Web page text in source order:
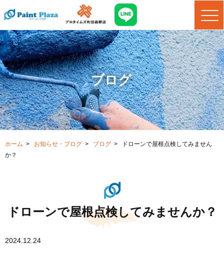
ブログ
ホーム > お知らせ・ブログ > ブログ >
ドローンで屋根点検してみません
か？
ドローンで屋根点検してみませんか？
2024.12.24